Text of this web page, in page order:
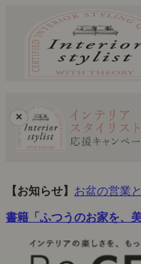
×
【お知らせ】 お盆の営業
書籍「ふつうのお家を、